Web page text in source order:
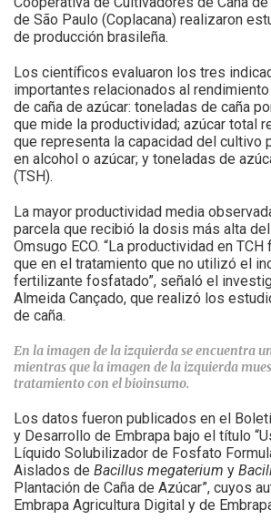
de São Paulo (Coplacana) realizaron
de producción brasileña.
Los científicos evaluaron los tres
importantes relacionados al
de caña de azúcar: toneladas de caña
que mide la productividad; azúcar total
que representa la capacidad del cultivo
en alcohol o azúcar; y toneladas de
(TSH).
La mayor productividad media
parcela que recibió la dosis más alta
Omsugo ECO. “La productividad en TCH
que en el tratamiento que no utilizó el
fertilizante fosfatado”, señaló el
Almeida Cançado, que realizó los
de caña.
En la imagen de la izquierda se encuentra
mientras que la imagen de la izquierda
tratamiento con el bioinsumo.
Los datos fueron publicados en el
y Desarrollo de Embrapa bajo el título
Líquido Solubilizador de Fosfato
Aislados de Bacillus megaterium y
Plantación de Caña de Azúcar”, cuyos
Embrapa Agricultura Digital y de